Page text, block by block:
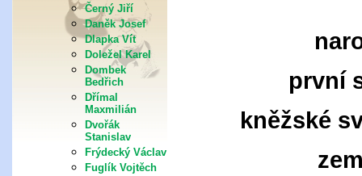
Černý Jiří
Daněk Josef
Dlapka Vít
Doležel Karel
Dombek
Bedřich
Dřímal
Maxmilián
Dvořák
Stanislav
Frýdecký Václav
Fuglík Vojtěch
první
kněžské